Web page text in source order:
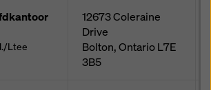
Ltee
12673 Coleraine
Drive
Bolton, OntarioL7E
3B5